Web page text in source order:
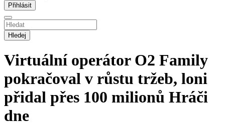
Hledej
Virtuální operátor O2 Family
pokračoval v růstu tržeb, loni
přidal přes 100 milionů Hráči
dne